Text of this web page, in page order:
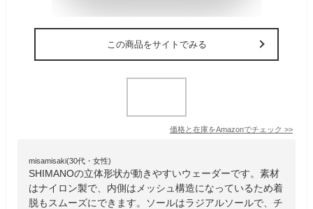
この商品をサイトでみる
価格と在庫をAmazonでチェック >>
misamisaki(30代・女性)
SHIMANOの立体形状が動きやすいウェーダーです。素材
はナイロン製で、内側はメッシュ構造になっているため着
脱もスムーズにできます。ソールはラジアルソールで、チ